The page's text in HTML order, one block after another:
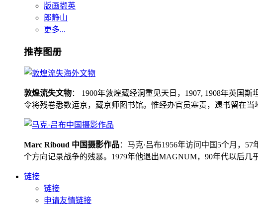
版画撷英
郎静山
更多...
推荐图册
敦煌流失文物： 1900年敦煌藏经洞重见天日，1907, 1908年英国
令将残卷悉数运京，藏京师图书馆。惟经办官员塞责，遗书留在当
Marc Riboud 中国摄影作品：马克·吕布1956年访问中国5个月，
个方向记录战争的残暴。1979年他退出MAGNUM，90年代以后几
链接
链接
申请友情链接